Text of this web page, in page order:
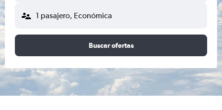
1 pasajero, Económica
Buscar ofertas